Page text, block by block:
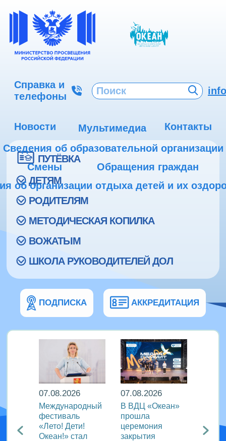
Справка и
телефоны
Новости Мультимедиа
Контакты
Сведения об образовательной организации
Смены
Обращения граждан
об организации отдыха детей и их
ПУТЁВКА
ДЕТЯМ
РОДИТЕЛЯМ
МЕТОДИЧЕСКАЯ КОПИЛКА
ВОЖАТЫМ
ШКОЛА РУКОВОДИТЕЛЕЙ ДОЛ
ПОДПИСКА АККРЕДИТАЦИЯ
07.08.2026
Международный
фестиваль
«Лето! Дети!
Океан!» стал
07.08.2026
В ВДЦ «Океан»
прошла
церемония
закрытия
VIII